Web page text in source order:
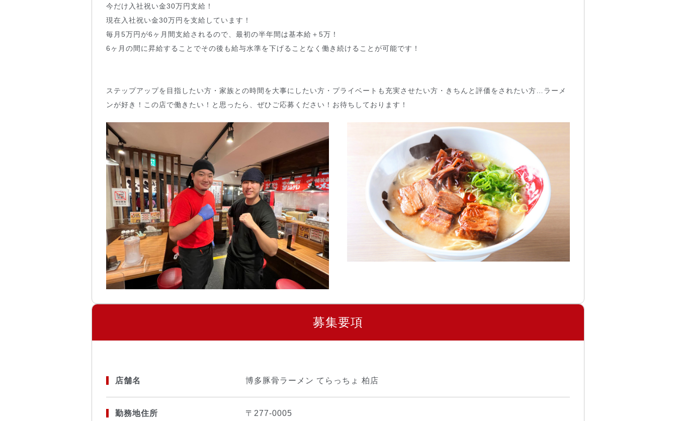
今だけ入社祝い金30万円支給！
現在入社祝い金30万円を支給しています！
毎月5万円が6ヶ月間支給されるので、最初の半年間は基本給＋5万！
6ヶ月の間に昇給することでその後も給与水準を下げることなく働き続けることが可能です！
ステップアップを目指したい方・家族との時間を大事にしたい方・プライベートも充実させたい方・きちんと評価をされたい方…ラーメ
ンが好き！この店で働きたい！と思ったら、ぜひご応募ください！お待ちしております！
募集要項
店舗名 博多豚骨ラーメン てらっちょ 柏店
勤務地住所 〒277-0005